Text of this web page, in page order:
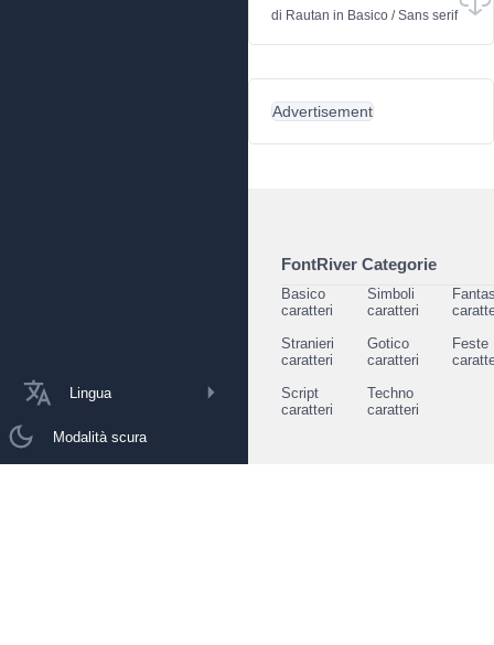
Lingua
Modalità scura
di Rautan in Basico /Sans serif
Advertisement
FontRiver Categorie
Basico
caratteri
Simboli
caratteri
Stranieri
caratteri
Gotico
caratteri
Feste
Script
caratteri
Techno
caratteri